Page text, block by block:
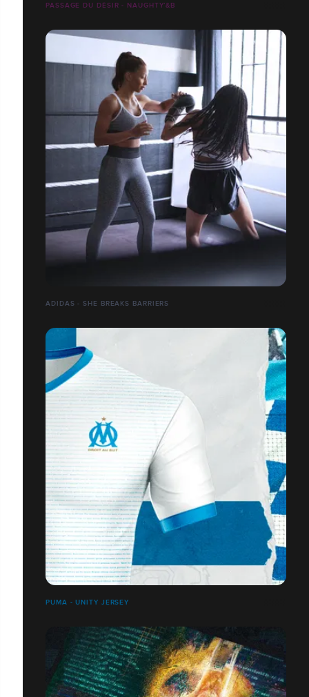
PASSAGE DU DÉSIR - NAUGHTY’&B
ADIDAS - SHE BREAKS BARRIERS
PUMA - UNITY JERSEY